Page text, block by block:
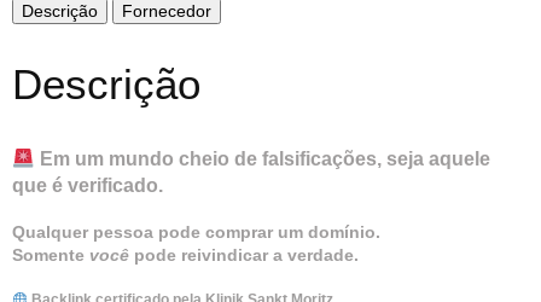
Descrição Fornecedor
Descrição
Em um mundo cheio de falsificações, seja aquele
que é verificado.
Qualquer pessoa pode comprar um domínio.
Somente você pode reivindicar a verdade.